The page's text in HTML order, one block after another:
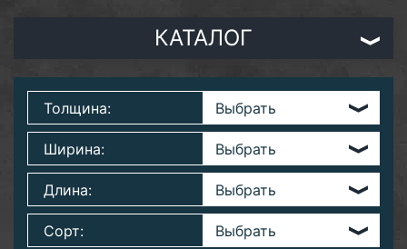
КАТАЛОГ
Толщина:
Ширина:
Длина:
Сорт: